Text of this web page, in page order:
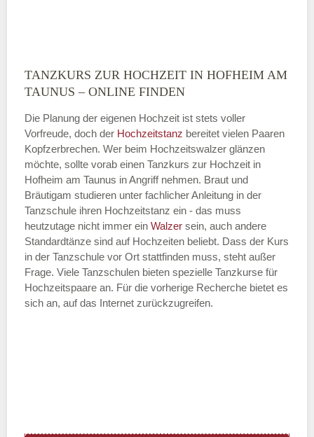
Montag
—
ÖFFNUNGSZEITEN HINZUFÜGEN
Dienstag
—
ÖFFNUNGSZEITEN HINZUFÜGEN
TANZKURS ZUR HOCHZEIT IN HOFHEIM AM
TAUNUS – ONLINE FINDEN
Die Planung der eigenen Hochzeit ist stets voller
Vorfreude, doch der Hochzeitstanz bereitet vielen Paaren
Kopfzerbrechen. Wer beim Hochzeitswalzer glänzen
möchte, sollte vorab einen Tanzkurs zur Hochzeit in
Hofheim am Taunus in Angriff nehmen. Braut und
Bräutigam studieren unter fachlicher Anleitung in der
Tanzschule ihren Hochzeitstanz ein - das muss
heutzutage nicht immer ein Walzer sein, auch andere
Standardtänze sind auf Hochzeiten beliebt. Dass der Kurs
in der Tanzschule vor Ort stattfinden muss, steht außer
Frage. Viele Tanzschulen bieten spezielle Tanzkurse für
Hochzeitspaare an. Für die vorherige Recherche bietet es
sich an, auf das Internet zurückzugreifen.